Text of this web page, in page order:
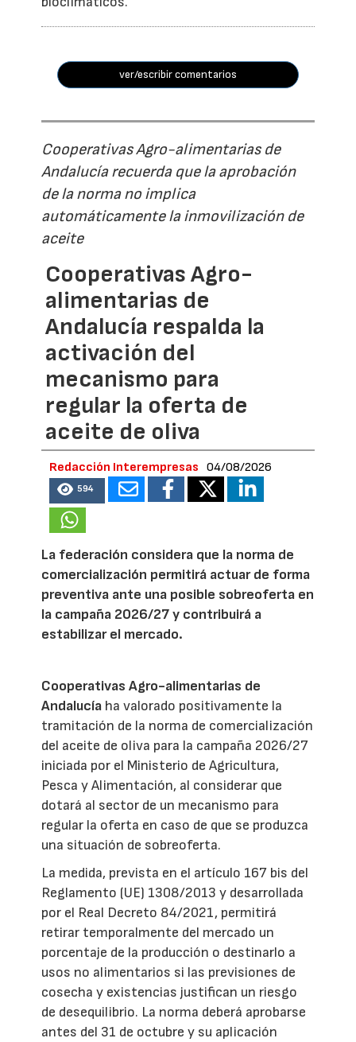
ver/escribir comentarios
Cooperativas Agro-alimentarias de
Andalucía recuerda que la aprobación
de la norma no implica
automáticamente la inmovilización de
aceite
Cooperativas Agro-
alimentarias de
Andalucía respalda la
activación del
mecanismo para
regular la oferta de
aceite de oliva
Redacción Interempresas 04/08/2026
594
La federación considera que la norma de
comercialización permitirá actuar de forma
preventiva ante una posible sobreoferta en
la campaña 2026/27 y contribuirá a
estabilizar el mercado.
Cooperativas Agro-alimentarias de
Andalucía ha valorado positivamente la
tramitación de la norma de comercialización
del aceite de oliva para la campaña 2026/27
iniciada por el Ministerio de Agricultura,
Pesca y Alimentación, al considerar que
dotará al sector de un mecanismo para
regular la oferta en caso de que se produzca
una situación de sobreoferta.
La medida, prevista en el artículo 167 bis del
Reglamento (UE) 1308/2013 y desarrollada
por el Real Decreto 84/2021, permitirá
retirar temporalmente del mercado un
porcentaje de la producción o destinarlo a
usos no alimentarios si las previsiones de
cosecha y existencias justifican un riesgo
de desequilibrio. La norma deberá aprobarse
antes del 31 de octubre y su aplicación